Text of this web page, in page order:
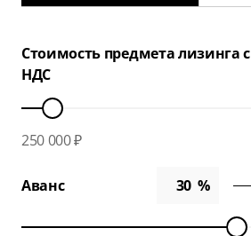
Стоимость предмета лизинга с
НДС
250 000 ₽
Аванс